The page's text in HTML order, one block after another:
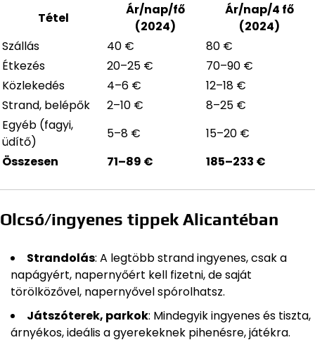
Tétel
Ár/nap/fő
(2024)
Ár/nap/4 fő
(2024)
Szállás
40 €
80 €
Étkezés
20–25 €
70–90 €
Közlekedés
4–6 €
12–18 €
Strand, belépők
2–10 €
8–25 €
Egyéb (fagyi,
üdítő)
5–8 €
15–20 €
Összesen
71–89 € 185–233 €
Olcsó/ingyenes tippek Alicantéban
Strandolás: A legtöbb strand ingyenes, csak a
napágyért, napernyőért kell fizetni, de saját
törölközővel, napernyővel spórolhatsz.
Játszóterek, parkok: Mindegyik ingyenes és tiszta,
árnyékos, ideális a gyerekeknek pihenésre, játékra.